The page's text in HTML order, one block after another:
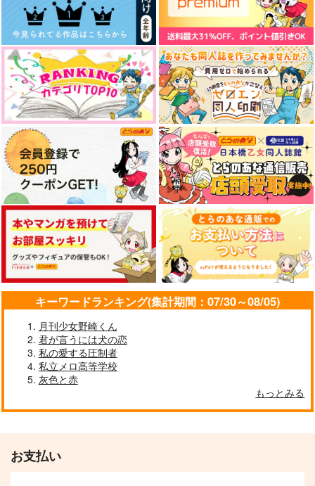
ままならないふたりに
ついて
デンキノネドコ
748円（税込）
神宮寺寂雷×飴村乱数
サンプル
作品詳細
ヒプノシスコミケ総集
編2
絶華
1,498円（税込）
神宮寺寂雷
サンプル
作品詳細
はじめてのちぇきかい
てんやわんや
457円（税込）
碧棺左馬刻×神宮寺寂雷
サンプル
作品詳細
ちまときさまと！
てんやわんや
円 （税込）
碧棺左馬刻×神宮寺寂雷
作品詳細
NEVER ENDING
モカ喫茶
425
作品詳細 作品詳細
キーワードランキング(集計期間：07/30～08/05)
月刊少女野崎くん
君が言うには犬の恋
私の愛する圧制者
私立メロ高等学校
灰色と赤
もっとみる
お支払い